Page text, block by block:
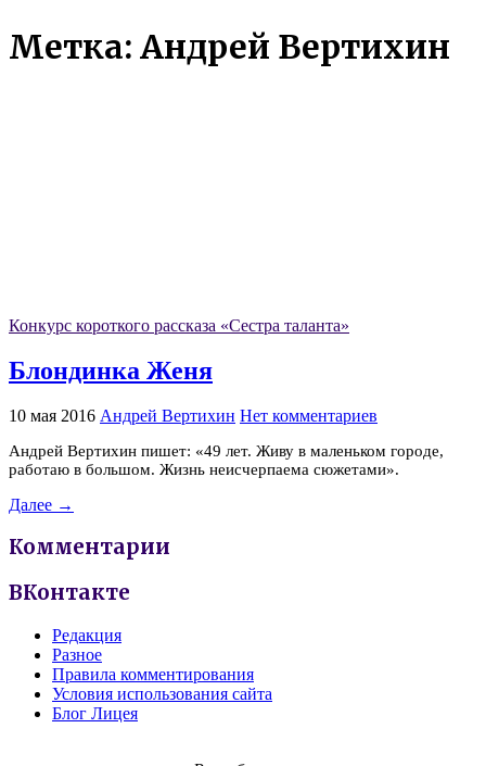
Метка: Андрей Вертихин
Конкурс короткого рассказа «Сестра таланта»
Блондинка Женя
10 мая 2016 Андрей Вертихин Нет комментариев
Андрей Вертихин пишет: «49 лет. Живу в маленьком городе,
работаю в большом. Жизнь неисчерпаема сюжетами».
Далее →
Комментарии
ВКонтакте
Редакция
Разное
Правила комментирования
Условия использования сайта
Блог Лицея